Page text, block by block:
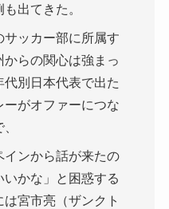
出てきた。
サッカー部に所属す
らの関心は強まっ
別日本代表で出た
ーがオファーにつな
ンから話が来たの
かな」と困惑する
宮市亮（ザンクト